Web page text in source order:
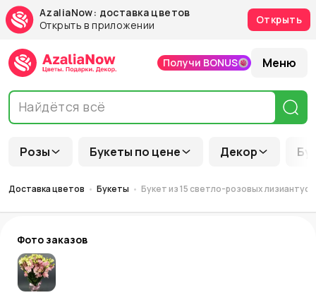
AzaliaNow: доставка цветов
Открыть в приложении
Открыть
Розы Букеты по цене Декор
Получи BONUS Меню
Доставка цветов Букеты Букет из 15 светло-розовых
Фото заказов